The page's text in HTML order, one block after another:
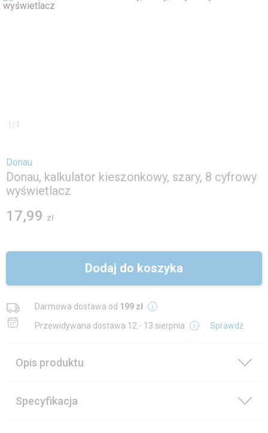
1 /1
Donau
Donau, kalkulator kieszonkowy, szary, 8 cyfrowy
wyświetlacz
17,99 zł
Dodaj do koszyka
Darmowa dostawa od 199 zł
Przewidywana dostawa 12 - 13 sierpnia Sprawdź
Opis produktu
Specyfikacja